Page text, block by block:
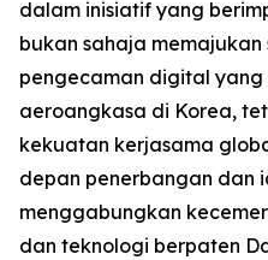
dalam inisiatif yang
bukan sahaja
pengecaman digital yang
aeroangkasa di Korea,
kekuatan kerjasama
depan penerbangan dan
menggabungkan
dan teknologi berpaten